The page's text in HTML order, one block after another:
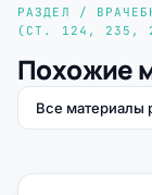
РАЗДЕЛ /
(СТ. 124, 235,
Похожие
Все материалы